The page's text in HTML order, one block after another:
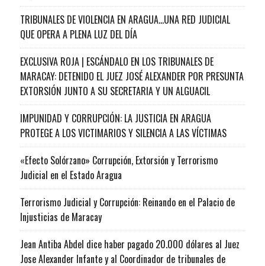
TRIBUNALES DE VIOLENCIA EN ARAGUA…UNA RED JUDICIAL
QUE OPERA A PLENA LUZ DEL DÍA
EXCLUSIVA ROJA | ESCÁNDALO EN LOS TRIBUNALES DE
MARACAY: DETENIDO EL JUEZ JOSÉ ALEXANDER POR PRESUNTA
EXTORSIÓN JUNTO A SU SECRETARIA Y UN ALGUACIL
IMPUNIDAD Y CORRUPCIÓN: LA JUSTICIA EN ARAGUA
PROTEGE A LOS VICTIMARIOS Y SILENCIA A LAS VÍCTIMAS
«Efecto Solórzano» Corrupción, Extorsión y Terrorismo
Judicial en el Estado Aragua
Terrorismo Judicial y Corrupción: Reinando en el Palacio de
Injusticias de Maracay
Jean Antiba Abdel dice haber pagado 20.000 dólares al Juez
Jose Alexander Infante y al Coordinador de tribunales de